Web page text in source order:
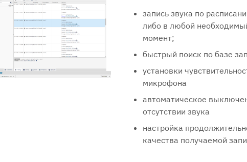
запись звука по
либо в любой
момент;
быстрый поиск по базе
установки
микрофона
автоматическое
отсутствии звука
настройка
качества получаемой